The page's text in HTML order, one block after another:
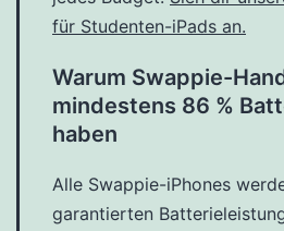
für Studenten-iPads an.
Warum Swappie-
mindestens 86 %
haben
Alle Swappie-iPhones
garantierten